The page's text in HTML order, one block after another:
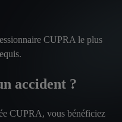
CUPRA le plus
accident ?
CUPRA, vous bénéficiez